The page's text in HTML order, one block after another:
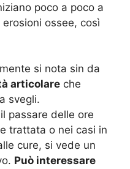
poco a poco a
ossee, così
si nota sin da
articolare che
svegli.
passare delle ore
trattata o nei casi in
cure, si vede un
Può interessare